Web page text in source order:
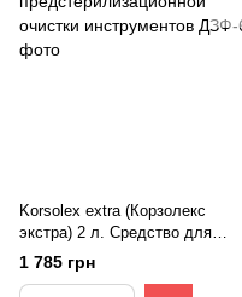
Korsolex extra (Корзолекс
экстра) 2 л. Средство для
предстерилизационной очистки
инструментов
1 785 грн